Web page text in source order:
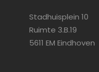
Stadhuisplein 10
Ruimte 3.B.19
5611 EM Eindhoven